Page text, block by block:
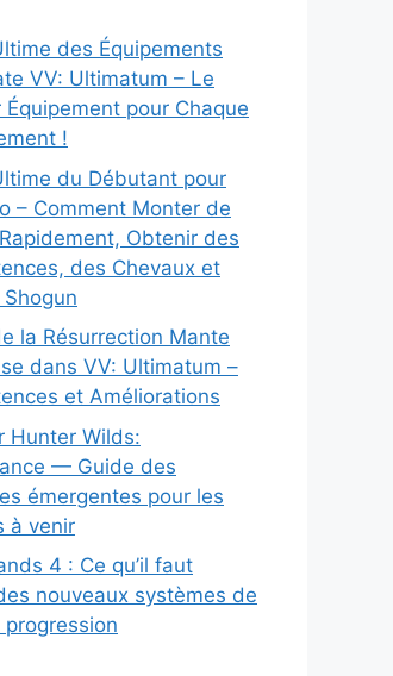
des Équipements
VV: Ultimatum – Le
Équipement pour Chaque
!
du Débutant pour
– Comment Monter de
Obtenir des
des Chevaux et
la Résurrection Mante
dans VV: Ultimatum –
et Améliorations
Hunter Wilds:
— Guide des
émergentes pour les
à venir
4 : Ce qu’il faut
nouveaux systèmes de